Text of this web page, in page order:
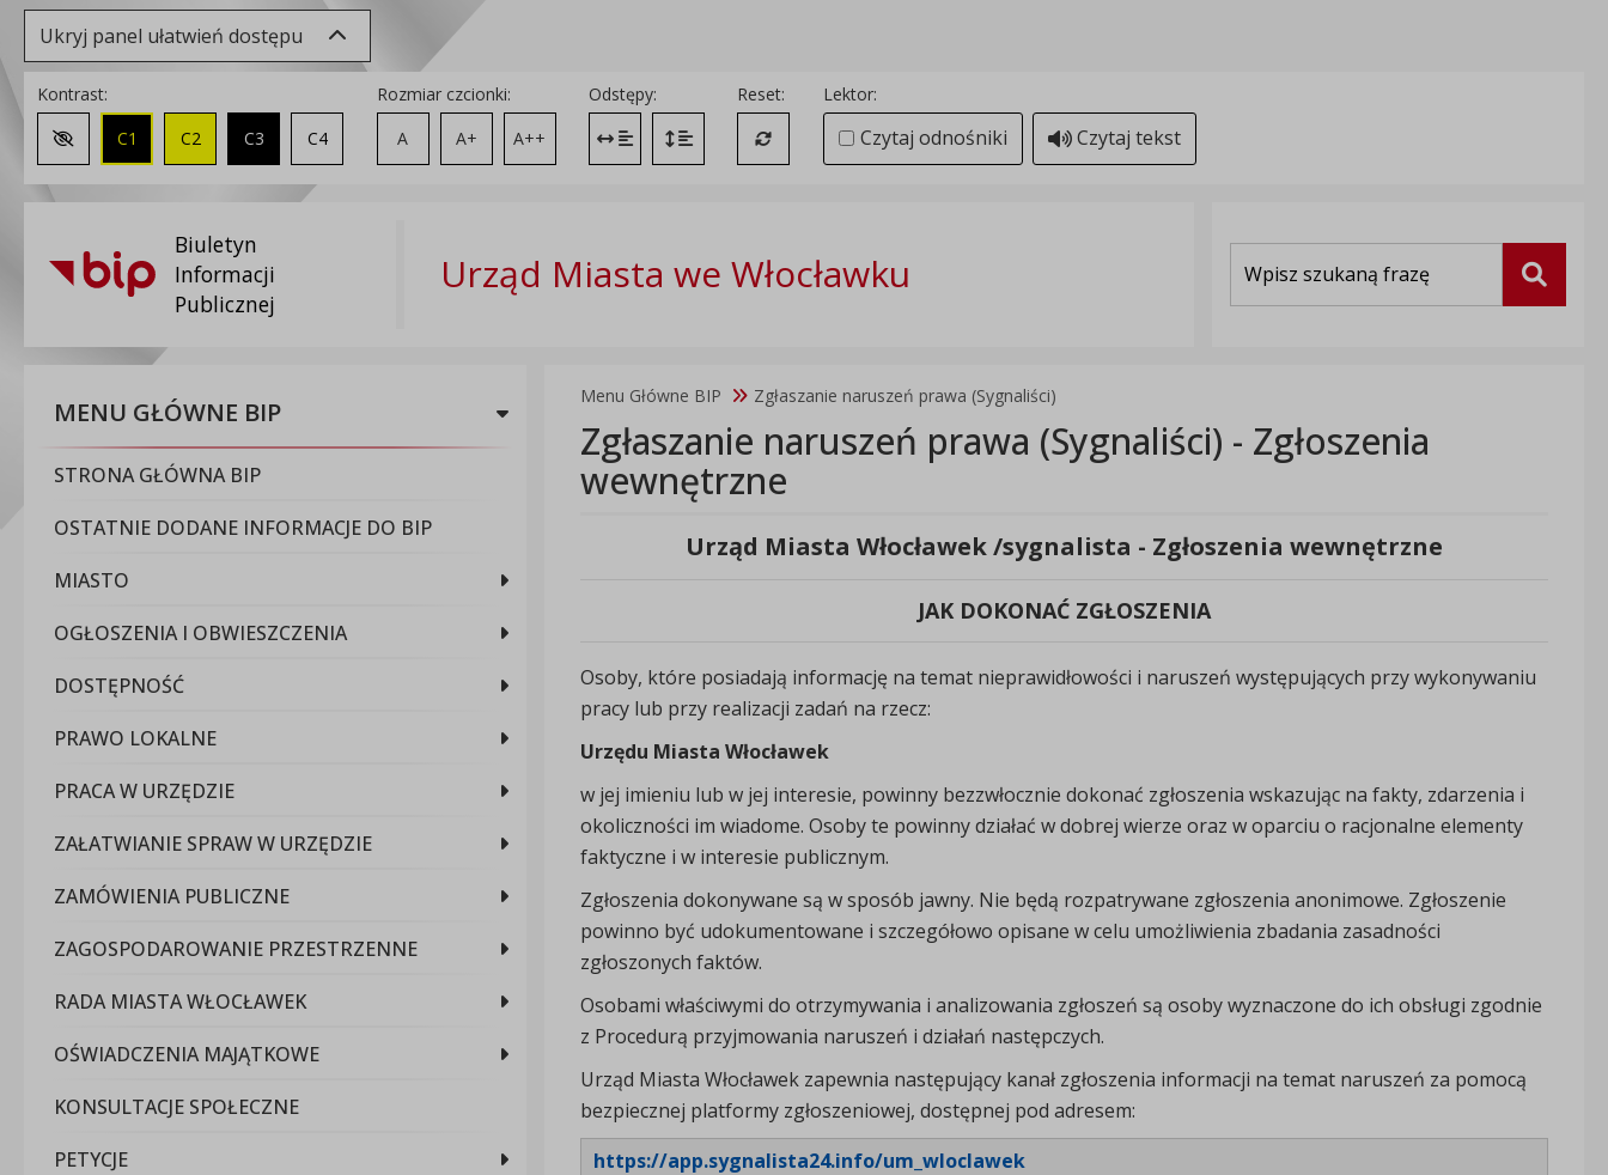
Ukryj panel ułatwień dostępu
Kontrast:
Zmień kontrast na domyślny
C1 C2 C3 C4
Rozmiar czcionki:
A
A+ A++
Odstępy:
Zmień odstęp między literami
Zmień interlinię i margines między paragrafami
Reset:
Przywróć ustawienia domyślne
Lektor:
Czytaj odnośniki Czytaj tekst
Biuletyn
Informacji
Publicznej
Urząd Miasta we Włocławku Szukaj
MENU GŁÓWNE BIP
STRONA GŁÓWNA BIP
OSTATNIE DODANE INFORMACJE DO BIP
MIASTO
OGŁOSZENIA I OBWIESZCZENIA
DOSTĘPNOŚĆ
PRAWO LOKALNE
PRACA W URZĘDZIE
ZAŁATWIANIE SPRAW W URZĘDZIE
ZAMÓWIENIA PUBLICZNE
ZAGOSPODAROWANIE PRZESTRZENNE
RADA MIASTA WŁOCŁAWEK
OŚWIADCZENIA MAJĄTKOWE
KONSULTACJE SPOŁECZNE
PETYCJE
Menu Główne BIP Zgłaszanie naruszeń prawa (Sygnaliści)
Zgłaszanie naruszeń prawa (Sygnaliści) - Zgłoszenia
wewnętrzne
Urząd Miasta Włocławek /sygnalista - Zgłoszenia wewnętrzne
JAK DOKONAĆ ZGŁOSZENIA
Osoby, które posiadają informację na temat nieprawidłowości i naruszeń występujących przy wykonywaniu
pracy lub przy realizacji zadań na rzecz:
Urzędu Miasta Włocławek
w jej imieniu lub w jej interesie, powinny bezzwłocznie dokonać zgłoszenia wskazując na fakty, zdarzenia i
okoliczności im wiadome. Osoby te powinny działać w dobrej wierze oraz w oparciu o racjonalne elementy
faktyczne i w interesie publicznym.
Zgłoszenia dokonywane są w sposób jawny. Nie będą rozpatrywane zgłoszenia anonimowe. Zgłoszenie
powinno być udokumentowane i szczegółowo opisane w celu umożliwienia zbadania zasadności
zgłoszonych faktów.
Osobami właściwymi do otrzymywania i analizowania zgłoszeń są osoby wyznaczone do ich obsługi zgodnie
z Procedurą przyjmowania naruszeń i działań następczych.
Urząd Miasta Włocławek zapewnia następujący kanał zgłoszenia informacji na temat naruszeń za pomocą
bezpiecznej platformy zgłoszeniowej, dostępnej pod adresem:
https://app.sygnalista24.info/um_wloclawek